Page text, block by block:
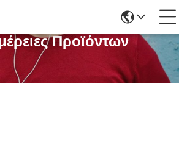
Προϊόντων